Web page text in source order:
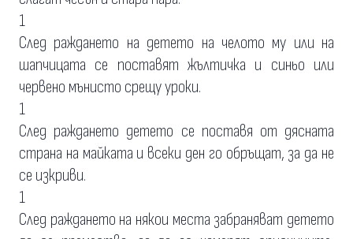
1
След раждането на детето на челото му или на
шапчицата се поставят жълтичка и синьо или
червено мънисто срещу уроки.
1
След раждането детето се поставя от дясната
страна на майката и всеки ден го обръщат, за да не
се изкриви.
1
След раждането на някои места забраняват детето